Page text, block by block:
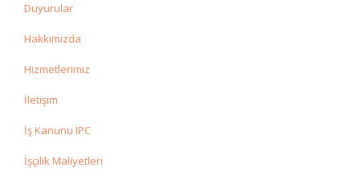
Duyurular
Hakkımızda
Hizmetlerimiz
İletişim
İş Kanunu IPC
İşçilik Maliyetleri